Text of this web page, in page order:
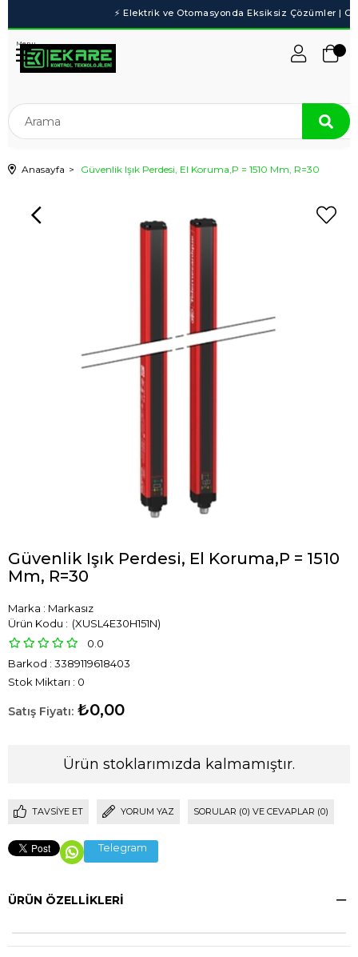
Menu
Anasayfa Güvenlik Işık Perdesi, El Koruma,P = 1510 Mm, R=30
Güvenlik Işık Perdesi, El Koruma,P = 1510
Mm, R=30
Marka : Markasız
(XUSL4E30H151N)
0.0
Barkod : 3389119618403
Stok Miktarı : 0
₺0,00
Ürün stoklarımızda kalmamıştır.
TAVSIYE ET YORUM YAZ SORULAR (0) VE CEVAPLAR (0)
Telegram
ÜRÜN ÖZELLIKLERI